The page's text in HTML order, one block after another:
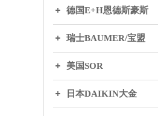
德国E+H恩德斯豪斯
瑞士BAUMER/宝盟
美国SOR
日本DAIKIN大金